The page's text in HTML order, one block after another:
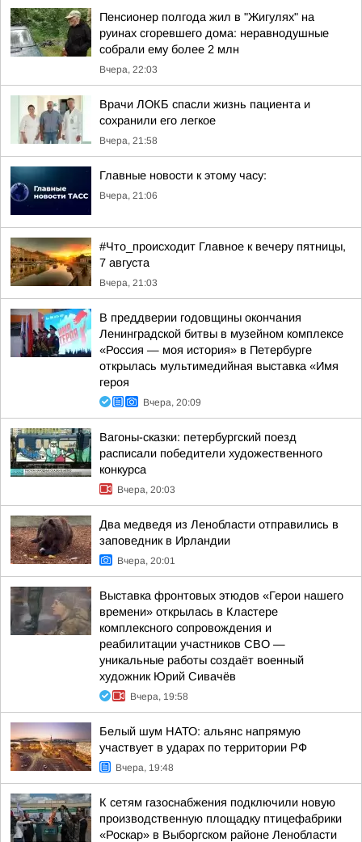
Пенсионер полгода жил в "Жигулях" на
руинах сгоревшего дома: неравнодушные
собрали ему более 2 млн
Вчера, 22:03
Врачи ЛОКБ спасли жизнь пациента и
сохранили его легкое
Вчера, 21:58
Главные новости к этому часу:
Вчера, 21:06
#Что_происходит Главное к вечеру пятницы,
7 августа
Вчера, 21:03
В преддверии годовщины окончания
Ленинградской битвы в музейном комплексе
«Россия — моя история» в Петербурге
открылась мультимедийная выставка «Имя
героя
Вчера, 20:09
Вагоны-сказки: петербургский поезд
расписали победители художественного
конкурса
Вчера, 20:03
Два медведя из Ленобласти отправились в
заповедник в Ирландии
Вчера, 20:01
Выставка фронтовых этюдов «Герои нашего
времени» открылась в Кластере
комплексного сопровождения и
реабилитации участников СВО —
уникальные работы создаёт военный
художник Юрий Сивачёв
Вчера, 19:58
Белый шум НАТО: альянс напрямую
участвует в ударах по территории РФ
Вчера, 19:48
К сетям газоснабжения подключили новую
производственную площадку птицефабрики
«Роскар» в Выборгском районе Ленобласти